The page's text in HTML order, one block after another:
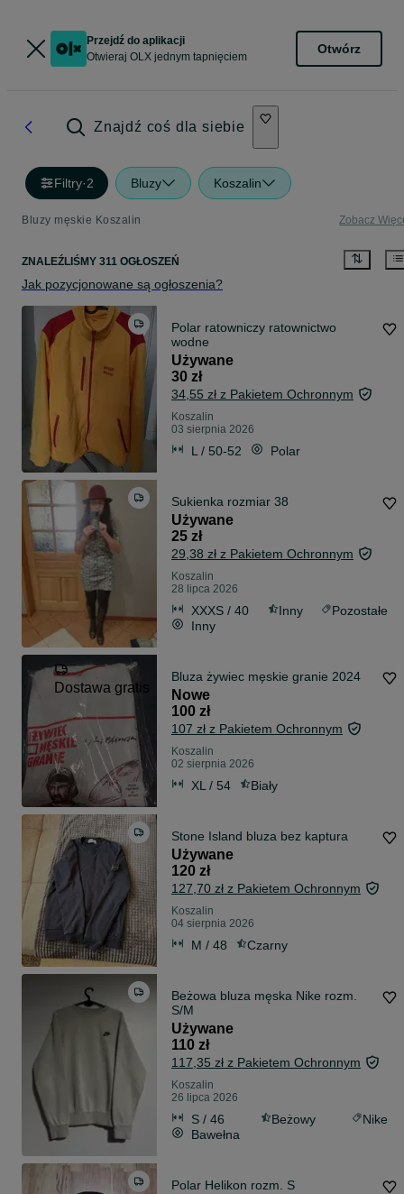
Przejdź do aplikacji
Otwieraj OLX jednym tapnięciem
Otwórz
Znajdź coś dla siebie
Filtry·2 Bluzy Koszalin
Bluzy męskie Koszalin Zobacz
ZNALEŹLIŚMY 311 OGŁOSZEŃ
Jak pozycjonowane są ogłoszenia?
Polar ratowniczy ratownictwo
wodne
Używane
30 zł
34,55 zł z Pakietem Ochronnym
Koszalin
03 sierpnia 2026
L / 50-52 Polar
Sukienka rozmiar 38
Używane
25 zł
29,38 zł z Pakietem Ochronnym
Koszalin
28 lipca 2026
XXXS / 40 Inny
Pozostałe
Inny
Dostawa gratis
Bluza żywiec męskie granie 2024
Nowe
100 zł
107 zł z Pakietem Ochronnym
Koszalin
02 sierpnia 2026
XL / 54 Biały
Stone Island bluza bez kaptura
Używane
120 zł
127,70 zł z Pakietem Ochronnym
Koszalin
04 sierpnia 2026
M / 48 Czarny
Beżowa bluza męska Nike rozm.
S/M
Używane
110 zł
117,35 zł z Pakietem Ochronnym
Koszalin
26 lipca 2026
S / 46 Beżowy
Nike
Bawełna
Polar Helikon rozm. S